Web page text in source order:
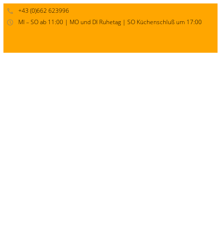
+43 (0)662 623996
MI – SO ab 11:00 | MO und DI Ruhetag | SO Küchenschluß um 17:00